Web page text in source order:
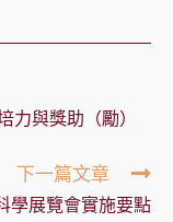
力與獎助（勵）
下一篇文章
學展覽會實施要點